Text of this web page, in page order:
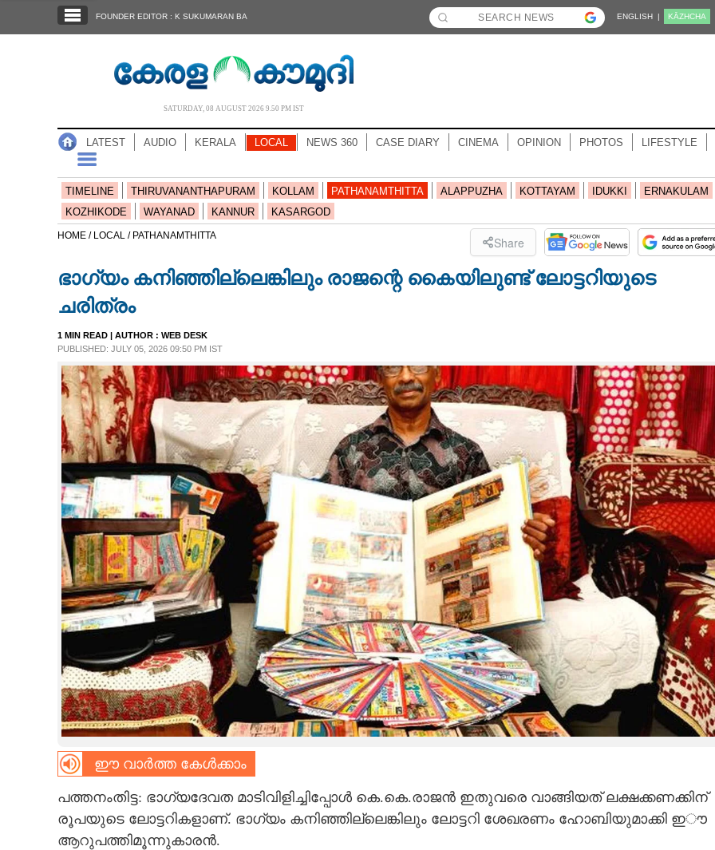
NOTIFIED NEWS
NEWS 360
LIFESTYLE
SPIRITUAL
FOUNDER EDITOR : K SUKUMARAN BA ENGLISH | KĀZHCHA
SATURDAY, 08 AUGUST 2026 9.50 PM IST
LATEST AUDIO KERALA LOCAL NEWS 360 CASE DIARY CINEMA OPINION PHOTOS LIFESTYLE
TIMELINE THIRUVANANTHAPURAM KOLLAM PATHANAMTHITTA ALAPPUZHA KOTTAYAM IDUKKI
ERNAKULAM
KOZHIKODE
WAYANAD KANNUR KASARGOD
HOME / LOCAL / PATHANAMTHITTA Share
ഭാഗ്യം കനിഞ്ഞില്ലെങ്കിലും രാജന്റെ കൈയിലുണ്ട് ലോട്ടറിയുടെ
ചരിത്രം
1 MIN READ | AUTHOR : WEB DESK
PUBLISHED: JULY 05, 2026 09:50 PM IST
ഈ വാർത്ത കേൾക്കാം
പത്തനംതിട്ട: ഭാഗ്യദേവത മാടിവിളിച്ചിപ്പോൾ കെ.കെ.രാജൻ ഇതുവരെ വാങ്ങിയത് ലക്ഷക്കണക്കിന്
രൂപയുടെ ലോട്ടറികളാണ്. ഭാഗ്യം കനിഞ്ഞില്ലെങ്കിലും ലോട്ടറി ശേഖരണം ഹോബിയുമാക്കി ഇൗ
ആറുപത്തിമൂന്നുകാരൻ.